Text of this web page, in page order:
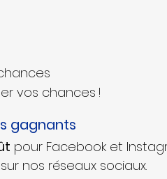
vos chances !
gagnants
pour Facebook et
sur nos réseaux sociaux.